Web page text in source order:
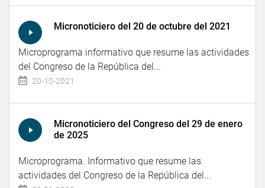
Micronoticiero del 20 de octubre del 2021
Microprograma informativo que resume las actividades
del Congreso de la República del...
20-10-2021
Micronoticiero del Congreso del 29 de enero
de 2025
Microprograma. Informativo que resume las
actividades del Congreso de la República del...